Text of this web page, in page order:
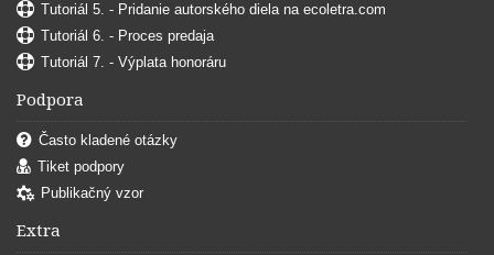
Tutoriál 5. - Pridanie autorského diela na ecoletra.com
Tutoriál 6. - Proces predaja
Tutoriál 7. - Výplata honoráru
Podpora
Často kladené otázky
Tiket podpory
Publikačný vzor
Extra